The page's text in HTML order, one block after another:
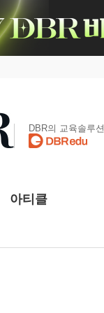
DBR의 교육솔루션
아티클